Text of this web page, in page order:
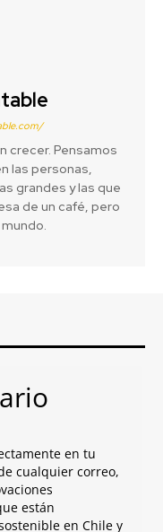
crecer. Pensamos
las personas,
grandes y las que
de un café, pero
en tu
cualquier correo,
están
en Chile y